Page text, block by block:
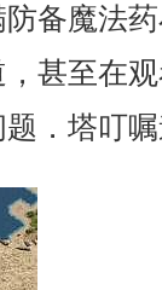
备魔法
甚至在
．塔叮